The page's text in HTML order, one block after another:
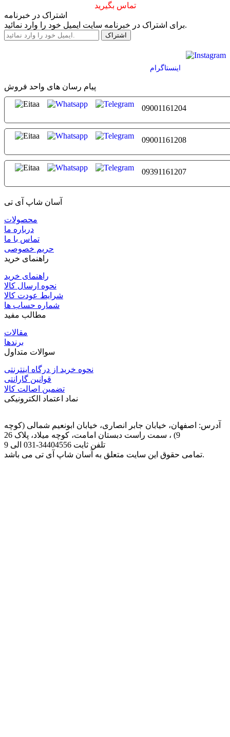
تماس بگیرید
اشتراک در خبرنامه
برای اشتراک در خبرنامه سایت ایمیل خود را وارد نمائید.
اينستاگرام
پیام رسان های واحد فروش
09001161204
09001161208
09391161207
آسان شاپ آی تی
محصولات
درباره ما
تماس با ما
حریم خصوصی
راهنمای خرید
راهنمای خرید
نحوه ارسال کالا
شرایط عودت کالا
شماره حساب ها
مطالب مفید
مقالات
برندها
سوالات متداول
نحوه خرید از درگاه اینترنتی
قوانین گارانتی
تضمین اصالت کالا
نماد اعتماد الکترونیکی
آدرس: اصفهان، خیابان جابر انصاری، خیابان ابونعیم شمالی (کوچه
9) ، سمت راست دبستان امامت، کوچه میلاد، پلاک 26
تلفن ثابت 031-34404556 الی 9
تمامی حقوق این سایت متعلق به آسان شاپ آی تی می باشد.